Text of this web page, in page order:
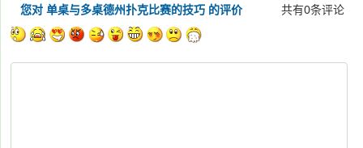
您对 单桌与多桌德州扑克比赛的技巧 的评价 共有0条评论